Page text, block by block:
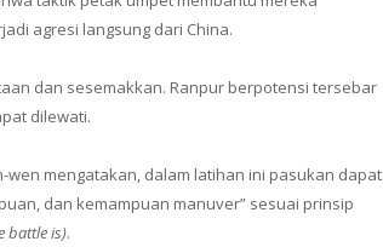
agresi langsung dari China.
dan sesemakkan. Ranpur berpotensi tersebar
dilewati.
wen mengatakan, dalam latihan ini pasukan dapat
dan kemampuan manuver” sesuai prinsip
battle is).